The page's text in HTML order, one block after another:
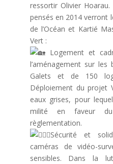
ressortir Olivier
pensés en 2014 verront
de l’Océan et Kartié
Vert :
Logement et
l’aménagement sur
Galets et de 150
Déploiement du projet
eaux grises, pour
milité en faveur
règlementation.
Sécurité et
caméras de vidéo-
sensibles. Dans la